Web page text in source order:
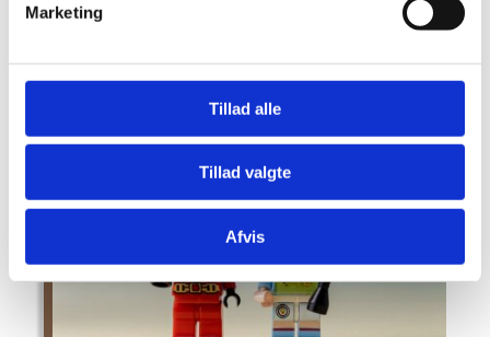
Marketing
Tillad alle
Tillad valgte
Afvis